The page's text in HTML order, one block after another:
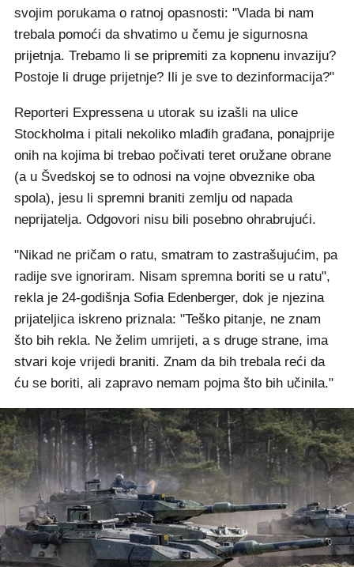
svojim porukama o ratnoj opasnosti: "Vlada bi nam
trebala pomoći da shvatimo u čemu je sigurnosna
prijetnja. Trebamo li se pripremiti za kopnenu invaziju?
Postoje li druge prijetnje? Ili je sve to dezinformacija?"
Reporteri Expressena u utorak su izašli na ulice
Stockholma i pitali nekoliko mlađih građana, ponajprije
onih na kojima bi trebao počivati teret oružane obrane
(a u Švedskoj se to odnosi na vojne obveznike oba
spola), jesu li spremni braniti zemlju od napada
neprijatelja. Odgovori nisu bili posebno ohrabrujući.
"Nikad ne pričam o ratu, smatram to zastrašujućim, pa
radije sve ignoriram. Nisam spremna boriti se u ratu",
rekla je 24-godišnja Sofia Edenberger, dok je njezina
prijateljica iskreno priznala: "Teško pitanje, ne znam
što bih rekla. Ne želim umrijeti, a s druge strane, ima
stvari koje vrijedi braniti. Znam da bih trebala reći da
ću se boriti, ali zapravo nemam pojma što bih učinila."